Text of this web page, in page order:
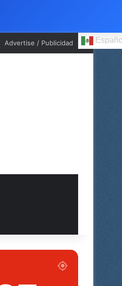
Advertise / Publicidad